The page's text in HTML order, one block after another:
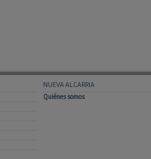
NUEVA ALCARRIA
Quiénes somos